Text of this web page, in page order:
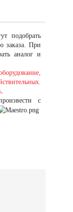
подобрать
заказа. При
аналог и
с